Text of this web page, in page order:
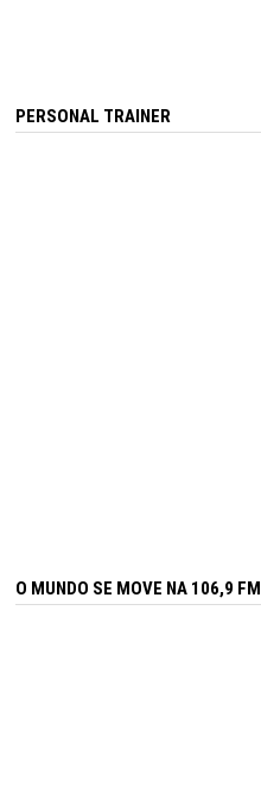
PERSONAL TRAINER
O MUNDO SE MOVE NA 106,9 FM